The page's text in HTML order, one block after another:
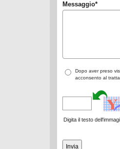
Messaggio*
Dopo aver preso
acconsento al
Digita il testo